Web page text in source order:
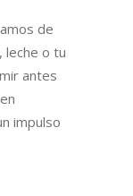
de
leche o tu
antes
impulso